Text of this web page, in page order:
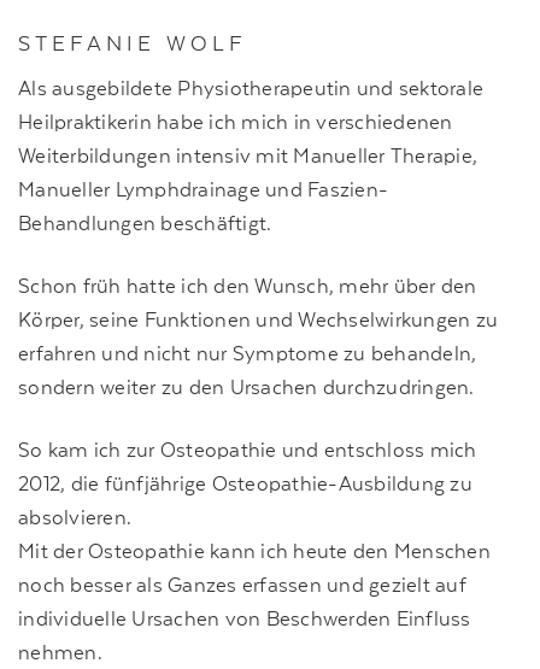
STEFANIE WOLF
Als ausgebildete Physiotherapeutin und sektorale
Heilpraktikerin habe ich mich in verschiedenen
Weiterbildungen intensiv mit Manueller Therapie,
Manueller Lymphdrainage und Faszien-
Behandlungen beschäftigt.
Schon früh hatte ich den Wunsch, mehr über den
Körper, seine Funktionen und Wechselwirkungen zu
erfahren und nicht nur Symptome zu behandeln,
sondern weiter zu den Ursachen durchzudringen.
So kam ich zur Osteopathie und entschloss mich
2012, die fünfjährige Osteopathie-Ausbildung zu
absolvieren.
Mit der Osteopathie kann ich heute den Menschen
noch besser als Ganzes erfassen und gezielt auf
individuelle Ursachen von Beschwerden Einfluss
nehmen.